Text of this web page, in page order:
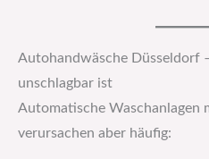
Autohandwäsche Düsseldorf
unschlagbar ist
Automatische Waschanlagen
verursachen aber häufig: